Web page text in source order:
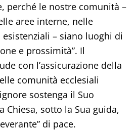
perché le nostre comunità –
aree interne, nelle
– siano luoghi di
e prossimità”. Il
con l’assicurazione della
comunità ecclesiali
sostenga il Suo
Chiesa, sotto la Sua guida,
di pace.​​​​​​​​​​​​​​​​